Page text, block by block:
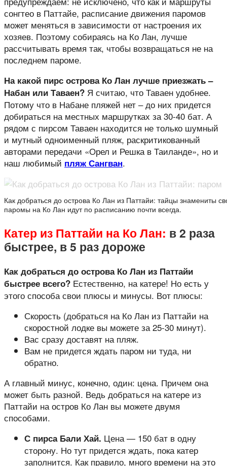
сонгтео в Паттайе, расписание движения паромов
может меняться в зависимости от настроения их
хозяев. Поэтому собираясь на Ко Лан, лучше
рассчитывать время так, чтобы возвращаться не на
последнем пароме.
На какой пирс острова Ко Лан лучше приезжать –
Набан или Таваен? Я считаю, что Таваен удобнее.
Потому что в Набане пляжей нет – до них придется
добираться на местных маршрутках за 30-40 бат. А
рядом с пирсом Таваен находится не только шумный
и мутный одноименный пляж, раскритикованный
авторами передачи «Орел и Решка в Таиланде», но и
наш любимый пляж Сангван.
Как добраться до острова Ко Лан из Паттайи: тайцы знамениты
паромы на Ко Лан идут по расписанию почти всегда.
Катер из Паттайи на Ко Лан: в 2 раза
быстрее, в 5 раз дороже
Как добраться до острова Ко Лан из Паттайи
быстрее всего? Естественно, на катере! Но есть у
этого способа свои плюсы и минусы. Вот плюсы:
Скорость (добраться на Ко Лан из Паттайи на
скоростной лодке вы можете за 25-30 минут).
Вас сразу доставят на пляж.
Вам не придется ждать паром ни туда, ни
обратно.
А главный минус, конечно, один: цена. Причем она
может быть разной. Ведь добраться на катере из
Паттайи на остров Ко Лан вы можете двумя
способами.
С пирса Бали Хай. Цена — 150 бат в одну
сторону. Но тут придется ждать, пока катер
заполнится. Как правило, много времени на это